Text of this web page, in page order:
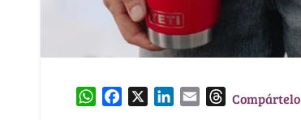
W
TCompártelo